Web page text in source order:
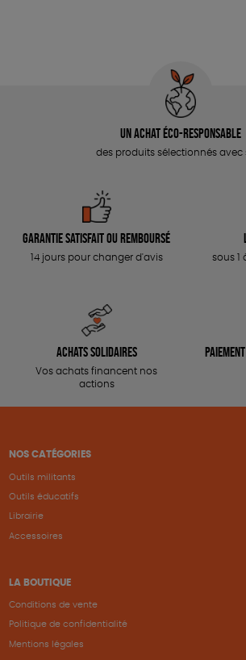
Un achat éco-responsable
des produits sélectionnés avec
Garantie satisfait ou remboursé
14 jours pour changer d'avis sous 1
Achats solidaires
Vos achats financent nos
actions
NOS CATÉGORIES
Outils militants
Outils éducatifs
Librairie
Accessoires
LA BOUTIQUE
Conditions de vente
Politique de confidentialité
Mentions légales